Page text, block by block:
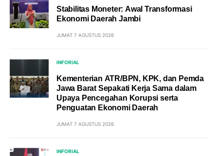
Stabilitas Moneter: Awal Transformasi
Ekonomi Daerah Jambi
JUMAT 7 AGUSTUS 2026
INFORIAL
Kementerian ATR/BPN, KPK, dan Pemda
Jawa Barat Sepakati Kerja Sama dalam
Upaya Pencegahan Korupsi serta
Penguatan Ekonomi Daerah
JUMAT 7 AGUSTUS 2026
INFORIAL